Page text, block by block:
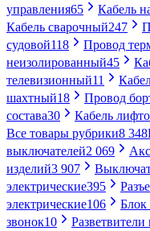
управления65 Кабель
Кабель сварочный247
судовой118 Провод
неизолированный45
телевизионный11
шахтный18 Провод
состава30 Кабель
Все товары рубрики8 348
выключателей2 069
изделий3 907
электрические395
электрические106 Блок
звонок10